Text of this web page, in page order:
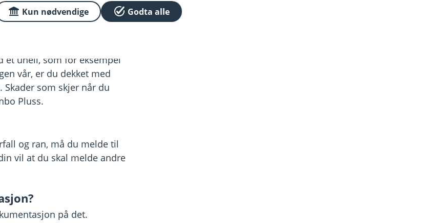
et uhell, som for eksempel
vår, er du dekket med
som skjer når du
Pluss.
og ran, må du melde til
vil at du skal melde andre
på det.
Kun nødvendige Godta alle